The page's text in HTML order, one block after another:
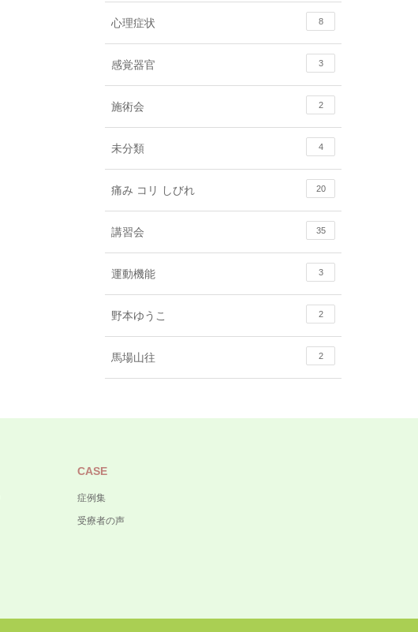
心理症状 8
感覚器官 3
施術会 2
未分類 4
痛み コリ しびれ 20
講習会 35
運動機能 3
野本ゆうこ 2
馬場山往 2
CASE
症例集
受療者の声